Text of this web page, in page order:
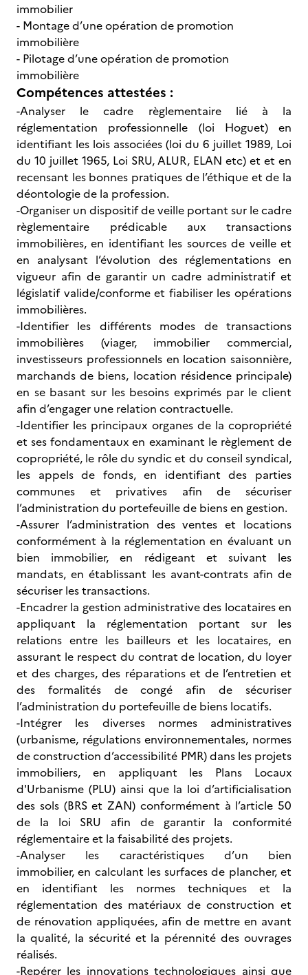
immobilier
- Montage d’une opération de promotion
immobilière
- Pilotage d’une opération de promotion
immobilière
Compétences attestées :
-Analyser le cadre règlementaire lié à la
réglementation professionnelle (loi Hoguet) en
identifiant les lois associées (loi du 6 juillet 1989, Loi
du 10 juillet 1965, Loi SRU, ALUR, ELAN etc) et et en
recensant les bonnes pratiques de l’éthique et de la
déontologie de la profession.
-Organiser un dispositif de veille portant sur le cadre
règlementaire prédicable aux transactions
immobilières, en identifiant les sources de veille et
en analysant l’évolution des réglementations en
vigueur afin de garantir un cadre administratif et
législatif valide/conforme et fiabiliser les opérations
immobilières.
-Identifier les différents modes de transactions
immobilières (viager, immobilier commercial,
investisseurs professionnels en location saisonnière,
marchands de biens, location résidence principale)
en se basant sur les besoins exprimés par le client
afin d’engager une relation contractuelle.
-Identifier les principaux organes de la copropriété
et ses fondamentaux en examinant le règlement de
copropriété, le rôle du syndic et du conseil syndical,
les appels de fonds, en identifiant des parties
communes et privatives afin de sécuriser
l’administration du portefeuille de biens en gestion.
-Assurer l’administration des ventes et locations
conformément à la réglementation en évaluant un
bien immobilier, en rédigeant et suivant les
mandats, en établissant les avant-contrats afin de
sécuriser les transactions.
-Encadrer la gestion administrative des locataires en
appliquant la réglementation portant sur les
relations entre les bailleurs et les locataires, en
assurant le respect du contrat de location, du loyer
et des charges, des réparations et de l’entretien et
des formalités de congé afin de sécuriser
l’administration du portefeuille de biens locatifs.
-Intégrer les diverses normes administratives
(urbanisme, régulations environnementales, normes
de construction d’accessibilité PMR) dans les projets
immobiliers, en appliquant les Plans Locaux
d'Urbanisme (PLU) ainsi que la loi d’artificialisation
des sols (BRS et ZAN) conformément à l’article 50
de la loi SRU afin de garantir la conformité
réglementaire et la faisabilité des projets.
-Analyser les caractéristiques d’un bien
immobilier, en calculant les surfaces de plancher, et
en identifiant les normes techniques et la
réglementation des matériaux de construction et
de rénovation appliquées, afin de mettre en avant
la qualité, la sécurité et la pérennité des ouvrages
réalisés.
-Repérer les innovations technologiques ainsi que